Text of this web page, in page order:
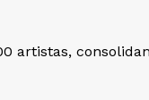
artistas,